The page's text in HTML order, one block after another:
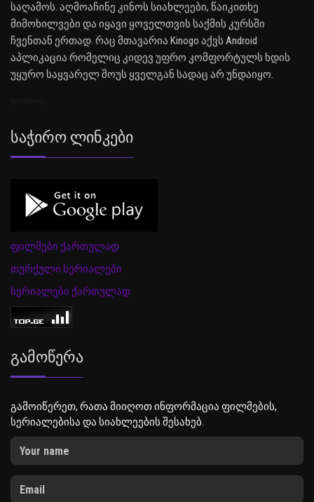
საღამოს. აღმოაჩინე კინოს სიახლეები, წაიკითხე
მიმოხილვები და იყავი ყოველთვის საქმის კურსში
ჩვენთან ერთად. რაც მთავარია Kinogo აქვს Android
აპლიკაცია რომელიც კიდევ უფრო კომფორტულს ხდის
უყურო საყვარელ შოუს ყველგან სადაც არ უნდაიყო.
Საჭირო Ლინკები
ფილმები ქართულად
თურქული სერიალები
სერიალები ქართულად
Გამოწერა
გამოიწერეთ, რათა მიიღოთ ინფორმაცია ფილმების,
სერიალებისა და სიახლეების შესახებ.